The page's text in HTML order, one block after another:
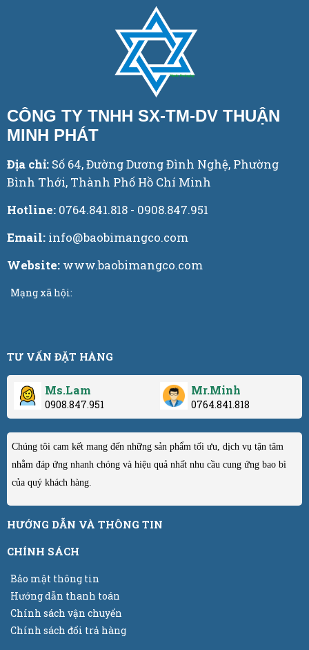
CÔNG TY TNHH SX-TM-DV THUẬN
MINH PHÁT
Địa chỉ: Số 64, Đường Dương Đình Nghệ, Phường
Bình Thới, Thành Phố Hồ Chí Minh
Hotline: 0764.841.818 - 0908.847.951
Email: info@baobimangco.com
Website: www.baobimangco.com
Mạng xã hội:
TƯ VẤN ĐẶT HÀNG
Ms.Lam
0908.847.951
Mr.Minh
0764.841.818
Chúng tôi cam kết mang đến những sản phẩm tối ưu, dịch vụ tận tâm
nhằm đáp ứng nhanh chóng và hiệu quả nhất nhu cầu cung ứng bao bì
của quý khách hàng.
HƯỚNG DẪN VÀ THÔNG TIN
CHÍNH SÁCH
Bảo mật thông tin
Hướng dẫn thanh toán
Chính sách vận chuyển
Chính sách đổi trả hàng